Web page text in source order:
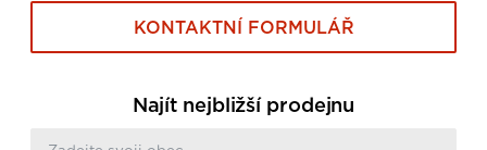
KONTAKTNÍ FORMULÁŘ
Najít nejbližší prodejnu